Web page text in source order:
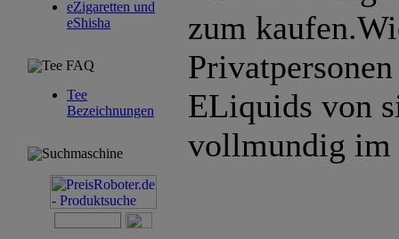
eZigaretten und
eShisha
Tee FAQ
Tee
Bezeichnungen
Suchmaschine
zum
ELiquids von
vollmundig im